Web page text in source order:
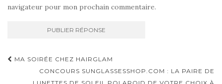
navigateur pour mon prochain commentaire.
Navigation
d'article
MA SOIRÉE CHEZ HAIRGLAM
CONCOURS SUNGLASSESSHOP.COM : LA PAIRE DE